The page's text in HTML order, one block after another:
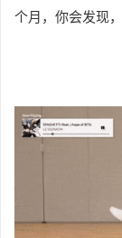
个月，你会发现，